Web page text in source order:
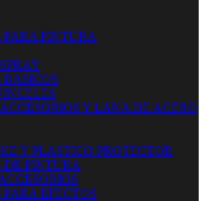
PARA PINTURA
BASICOS
Y LANA DE ACERO
Y PLASTICO PROTECTOR
DE PINTURA
EFECTOS